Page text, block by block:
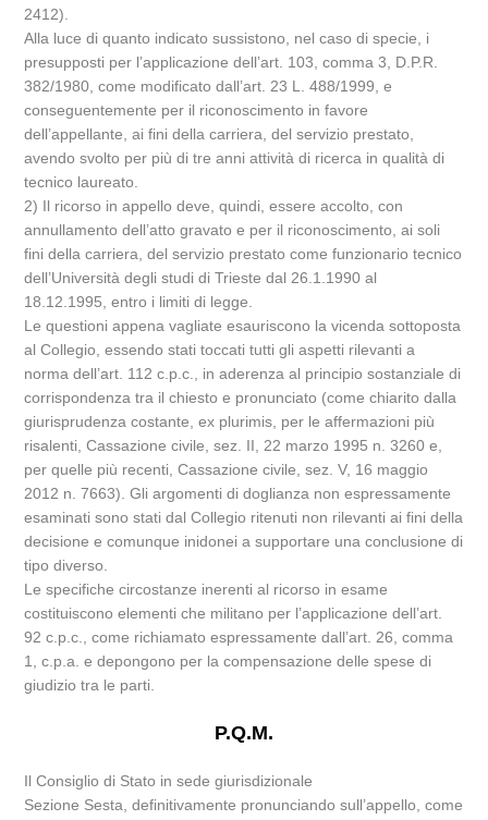
2412).
Alla luce di quanto indicato sussistono, nel caso di specie, i
presupposti per l’applicazione dell’art. 103, comma 3, D.P.R.
382/1980, come modificato dall’art. 23 L. 488/1999, e
conseguentemente per il riconoscimento in favore
dell’appellante, ai fini della carriera, del servizio prestato,
avendo svolto per più di tre anni attività di ricerca in qualità di
tecnico laureato.
2) Il ricorso in appello deve, quindi, essere accolto, con
annullamento dell’atto gravato e per il riconoscimento, ai soli
fini della carriera, del servizio prestato come funzionario tecnico
dell’Università degli studi di Trieste dal 26.1.1990 al
18.12.1995, entro i limiti di legge.
Le questioni appena vagliate esauriscono la vicenda sottoposta
al Collegio, essendo stati toccati tutti gli aspetti rilevanti a
norma dell’art. 112 c.p.c., in aderenza al principio sostanziale di
corrispondenza tra il chiesto e pronunciato (come chiarito dalla
giurisprudenza costante, ex plurimis, per le affermazioni più
risalenti, Cassazione civile, sez. II, 22 marzo 1995 n. 3260 e,
per quelle più recenti, Cassazione civile, sez. V, 16 maggio
2012 n. 7663). Gli argomenti di doglianza non espressamente
esaminati sono stati dal Collegio ritenuti non rilevanti ai fini della
decisione e comunque inidonei a supportare una conclusione di
tipo diverso.
Le specifiche circostanze inerenti al ricorso in esame
costituiscono elementi che militano per l’applicazione dell’art.
92 c.p.c., come richiamato espressamente dall’art. 26, comma
1, c.p.a. e depongono per la compensazione delle spese di
giudizio tra le parti.
P.Q.M.
Il Consiglio di Stato in sede giurisdizionale
Sezione Sesta, definitivamente pronunciando sull’appello, come